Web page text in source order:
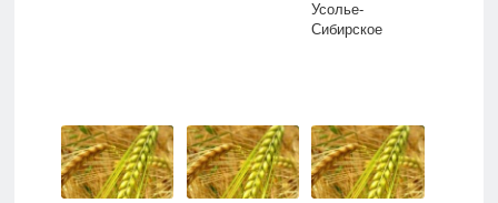
Усолье-
Сибирское